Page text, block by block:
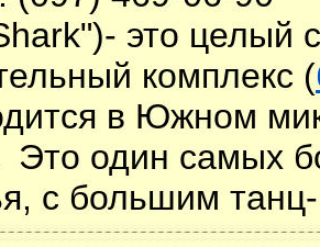
это целый
комплекс (
в Южном
Это один самых
с большим